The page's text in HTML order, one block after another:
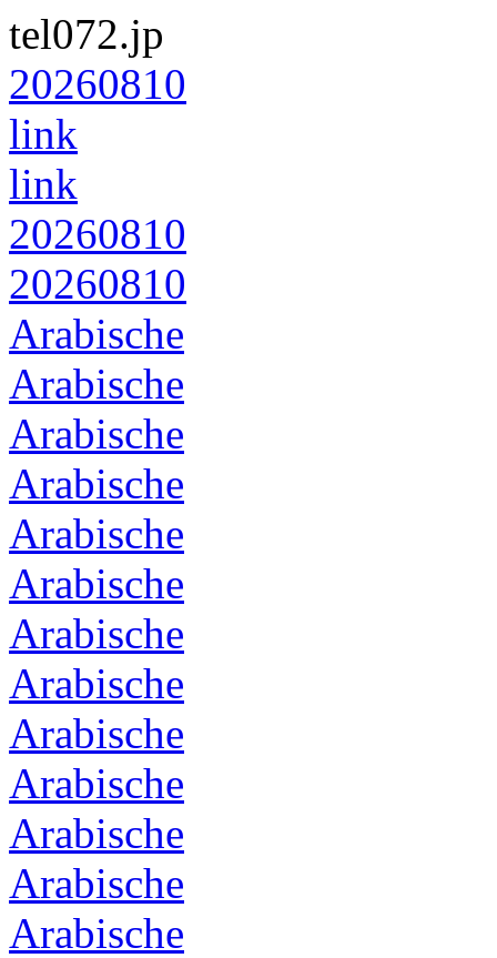
tel072.jp
20260810
link
link
20260810
20260810
Arabische
Arabische
Arabische
Arabische
Arabische
Arabische
Arabische
Arabische
Arabische
Arabische
Arabische
Arabische
Arabische